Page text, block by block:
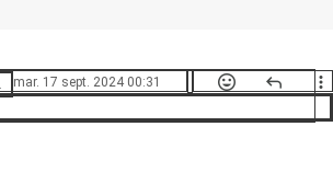
>
mar. 17 sept. 2024 00:31